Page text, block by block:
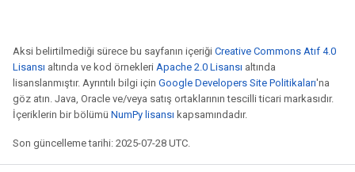
Aksi belirtilmediği sürece bu sayfanın içeriği Creative Commons Atıf 4.0
Lisansı altında ve kod örnekleri Apache 2.0 Lisansı altında
lisanslanmıştır. Ayrıntılı bilgi için Google Developers Site Politikaları'na
göz atın. Java, Oracle ve/veya satış ortaklarının tescilli ticari markasıdır.
İçeriklerin bir bölümü NumPy lisansı kapsamındadır.
Son güncelleme tarihi: 2025-07-28 UTC.